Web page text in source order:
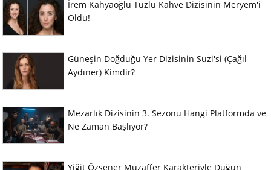
İrem Kahyaoğlu Tuzlu Kahve Dizisinin Meryem'i
Oldu!
Güneşin Doğduğu Yer Dizisinin Suzi'si (Çağıl
Aydıner) Kimdir?
Mezarlık Dizisinin 3. Sezonu Hangi Platformda ve
Ne Zaman Başlıyor?
Yiğit Özşener Muzaffer Karakteriyle Düğün